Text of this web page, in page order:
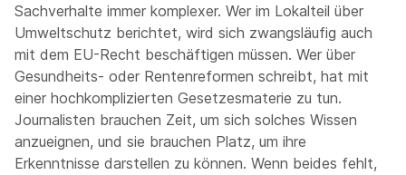
Sachverhalte immer komplexer. Wer im Lokalteil über
Umweltschutz berichtet, wird sich zwangsläufig auch
mit dem EU-Recht beschäftigen müssen. Wer über
Gesundheits- oder Rentenreformen schreibt, hat mit
einer hochkomplizierten Gesetzesmaterie zu tun.
Journalisten brauchen Zeit, um sich solches Wissen
anzueignen, und sie brauchen Platz, um ihre
Erkenntnisse darstellen zu können. Wenn beides fehlt,